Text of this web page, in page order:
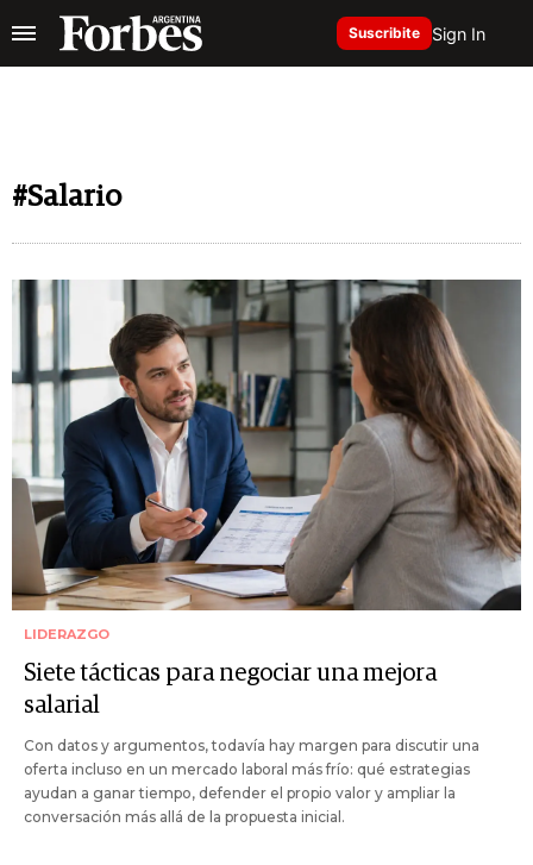
Suscribite Sign In
#Salario
LIDERAZGO
Siete tácticas para negociar una mejora
salarial
Con datos y argumentos, todavía hay margen para discutir una
oferta incluso en un mercado laboral más frío: qué estrategias
ayudan a ganar tiempo, defender el propio valor y ampliar la
conversación más allá de la propuesta inicial.